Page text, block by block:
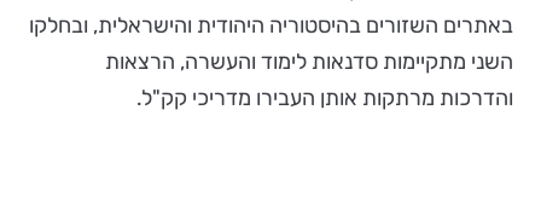
באתרים השזורים בהיסטוריה היהודית והישראלית, ובחלקו
השני מתקיימות סדנאות לימוד והעשרה, הרצאות
והדרכות מרתקות אותן העבירו מדריכי קק"ל.